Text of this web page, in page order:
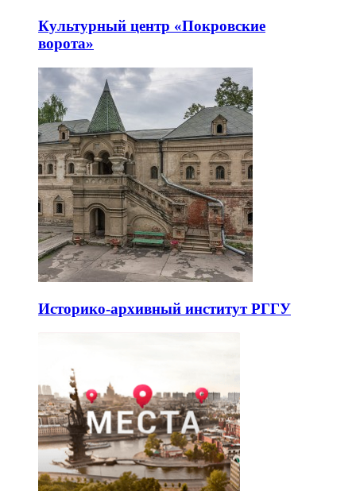
Культурный центр «Покровские
ворота»
Историко-архивный институт РГГУ